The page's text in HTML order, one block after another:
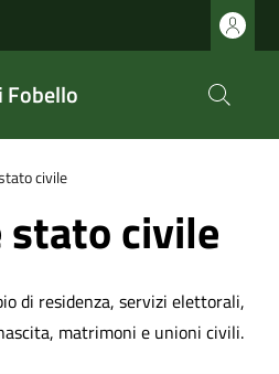
Fobello
civile
stato civile
di residenza, servizi elettorali,
matrimoni e unioni civili.